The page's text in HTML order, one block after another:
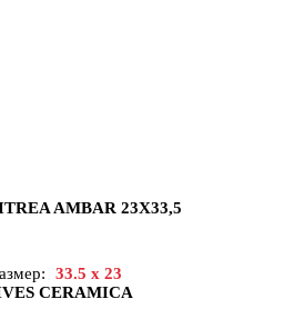
AMBAR 23X33,5
33.5 x 23
CERAMICA